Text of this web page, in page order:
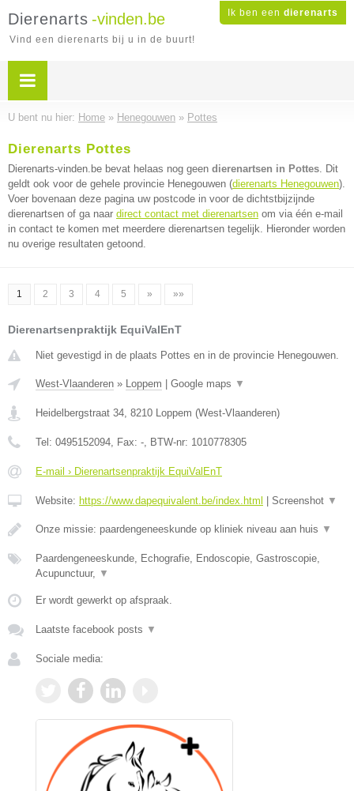
Ik ben een dierenarts
Dierenarts -vinden.be
Vind een dierenarts bij u in de buurt!
U bent nu hier: Home » Henegouwen » Pottes
Dierenarts Pottes
Dierenarts-vinden.be bevat helaas nog geen dierenartsen in Pottes. Dit
geldt ook voor de gehele provincie Henegouwen (dierenarts Henegouwen).
Voer bovenaan deze pagina uw postcode in voor de dichtstbijzijnde
dierenartsen of ga naar direct contact met dierenartsen om via één e-mail
in contact te komen met meerdere dierenartsen tegelijk. Hieronder worden
nu overige resultaten getoond.
1 2 3 4 5 » »»
Dierenartsenpraktijk EquiValEnT
Niet gevestigd in de plaats Pottes en in de provincie Henegouwen.
West-Vlaanderen » Loppem Google maps ▼
Heidelbergstraat 34, 8210 Loppem (West-Vlaanderen)
Tel: 0495152094, Fax: -, BTW-nr: 1010778305
E-mail › Dierenartsenpraktijk EquiValEnT
Website: https://www.dapequivalent.be/index.html Screenshot ▼
Onze missie: paardengeneeskunde op kliniek niveau aan huis ▼
Paardengeneeskunde, Echografie, Endoscopie, Gastroscopie,
Acupunctuur, ▼
Er wordt gewerkt op afspraak.
Laatste facebook posts ▼
Sociale media: